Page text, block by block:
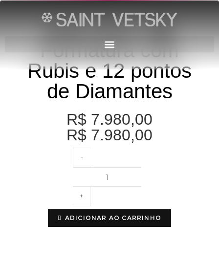
Anel Ouro 18k
Formatura com
Rubis e 12 pontos
de Diamantes
R$ 7.980,00
R$ 7.980,00
-
+
ADICIONAR AO CARRINHO